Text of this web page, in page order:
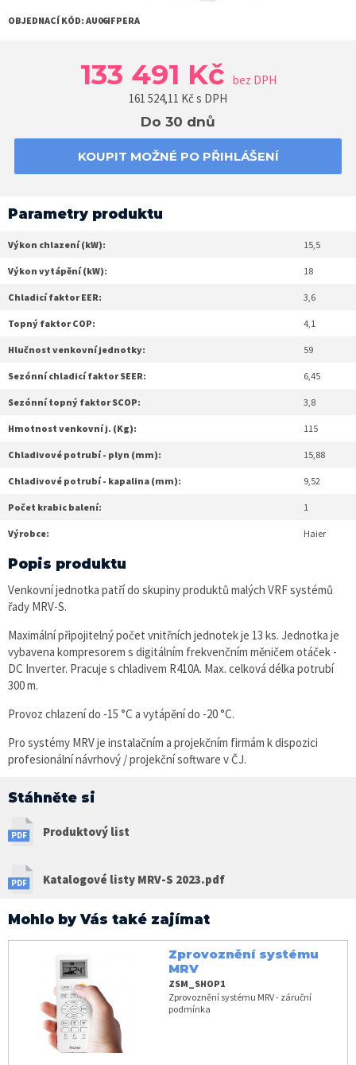
OBJEDNACÍ KÓD: AU06IFPERA
133 491 Kč bez DPH
161 524,11 Kč s DPH
Do 30 dnů
KOUPIT MOŽNÉ PO PŘIHLÁŠENÍ
Parametry produktu
Výkon chlazení (kW): 15,5
Výkon vytápění (kW): 18
Chladicí faktor EER: 3,6
Topný faktor COP: 4,1
Hlučnost venkovní jednotky: 59
Sezónní chladicí faktor SEER: 6,45
Sezónní topný faktor SCOP: 3,8
Hmotnost venkovní j. (Kg): 115
Chladivové potrubí - plyn (mm): 15,88
Chladivové potrubí - kapalina (mm): 9,52
Počet krabic balení: 1
Výrobce: Haier
Popis produktu
Venkovní jednotka patří do skupiny produktů malých VRF systémů
řady MRV-S.
Maximální připojitelný počet vnitřních jednotek je 13 ks. Jednotka je
vybavena kompresorem s digitálním frekvenčním měničem otáček -
DC Inverter. Pracuje s chladivem R410A. Max. celková délka potrubí
300 m.
Provoz chlazení do -15 °C a vytápění do -20 °C.
Pro systémy MRV je instalačním a projekčním firmám k dispozici
profesionální návrhový / projekční software v ČJ.
Stáhněte si
Produktový list
Katalogové listy MRV-S 2023.pdf
Mohlo by Vás také zajímat
Zprovoznění systému
MRV
ZSM_SHOP1
Zprovoznění systému MRV - záruční
podmínka